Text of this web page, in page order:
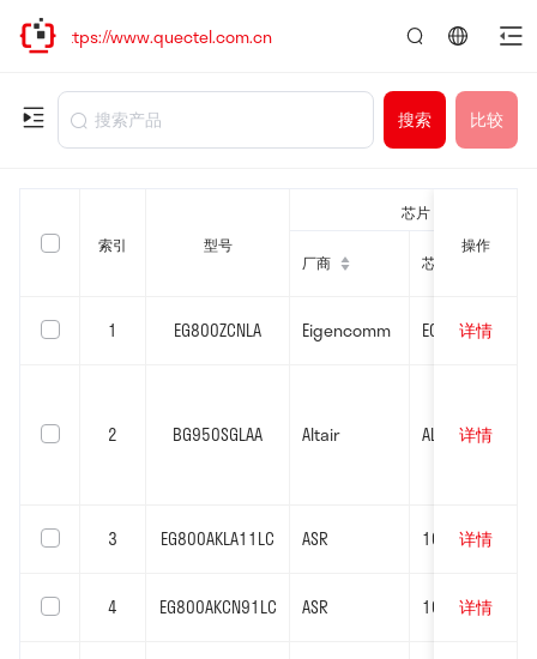
址：https://www.quectel.com.cn
简
中
搜索 比较
索引 型号
芯片
厂商 芯片型号
1 EG800ZCNLA Eigencomm EC718P_M
2 BG950SGLAA Altair ALT1350
3 EG800AKLA11LC ASR 1605S
4 EG800AKCN91LC ASR 1605S
厂商 芯片型号
操作
Audio
详情
详情
详情
详情